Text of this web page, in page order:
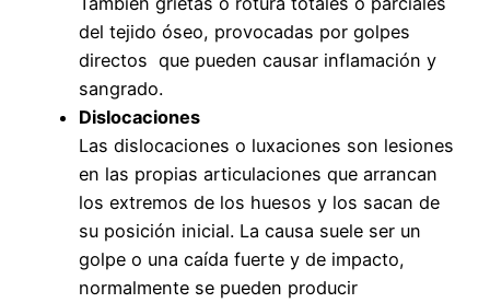
del tejido óseo, provocadas por golpes
directos que pueden causar inflamación y
sangrado.
Dislocaciones
Las dislocaciones o luxaciones son lesiones
en las propias articulaciones que arrancan
los extremos de los huesos y los sacan de
su posición inicial. La causa suele ser un
golpe o una caída fuerte y de impacto,
normalmente se pueden producir